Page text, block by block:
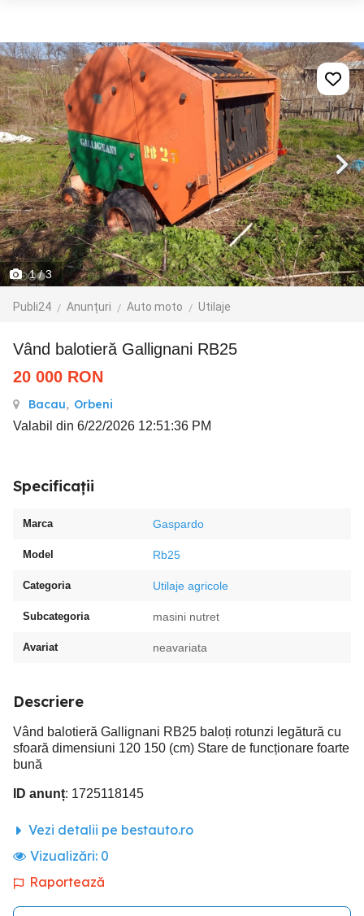
1/ 3
Publi24 Anunțuri Auto moto Utilaje
Vând balotieră Gallignani RB25
20 000 RON
Bacau, Orbeni
Valabil din 6/22/2026 12:51:36 PM
Specificații
Marca Gaspardo
Model Rb25
Categoria Utilaje agricole
Subcategoria masini nutret
Avariat neavariata
Descriere
Vând balotieră Gallignani RB25 baloți rotunzi legătură cu
sfoară dimensiuni 120 150 (cm) Stare de funcționare foarte
bună
ID anunț: 1725118145
Vezi detalii pe bestauto.ro
Vizualizări: 0
Raportează